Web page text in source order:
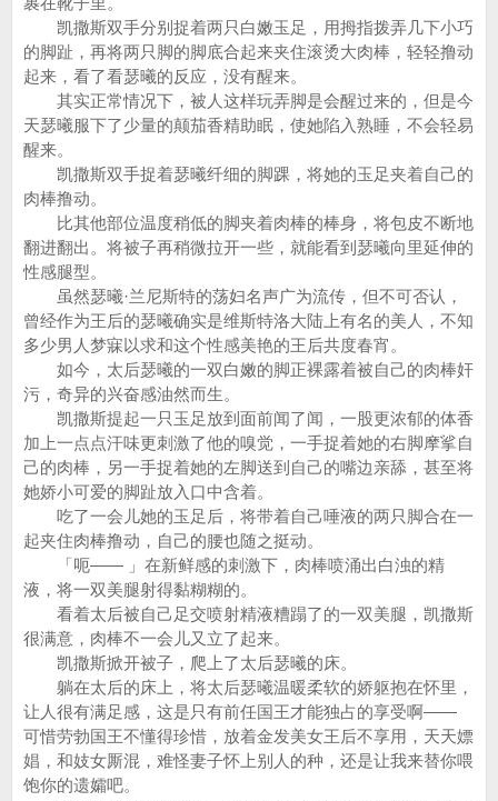
凯撒斯双手分别捉着两只白嫩玉足，用拇指拨弄几下小巧
的脚趾，再将两只脚的脚底合起来夹住滚烫大肉棒，轻轻撸动
起来，看了看瑟曦的反应，没有醒来。
其实正常情况下，被人这样玩弄脚是会醒过来的，但是今
天瑟曦服下了少量的颠茄香精助眠，使她陷入熟睡，不会轻易
醒来。
凯撒斯双手捉着瑟曦纤细的脚踝，将她的玉足夹着自己的
肉棒撸动。
比其他部位温度稍低的脚夹着肉棒的棒身，将包皮不断地
翻进翻出。将被子再稍微拉开一些，就能看到瑟曦向里延伸的
性感腿型。
虽然瑟曦·兰尼斯特的荡妇名声广为流传，但不可否认，
曾经作为王后的瑟曦确实是维斯特洛大陆上有名的美人，不知
多少男人梦寐以求和这个性感美艳的王后共度春宵。
如今，太后瑟曦的一双白嫩的脚正裸露着被自己的肉棒奸
污，奇异的兴奋感油然而生。
凯撒斯提起一只玉足放到面前闻了闻，一股更浓郁的体香
加上一点点汗味更刺激了他的嗅觉，一手捉着她的右脚摩挲自
己的肉棒，另一手捉着她的左脚送到自己的嘴边亲舔，甚至将
她娇小可爱的脚趾放入口中含着。
吃了一会儿她的玉足后，将带着自己唾液的两只脚合在一
起夹住肉棒撸动，自己的腰也随之挺动。
「呃—— 」在新鲜感的刺激下，肉棒喷涌出白浊的精
液，将一双美腿射得黏糊糊的。
看着太后被自己足交喷射精液糟蹋了的一双美腿，凯撒斯
很满意，肉棒不一会儿又立了起来。
凯撒斯掀开被子，爬上了太后瑟曦的床。
躺在太后的床上，将太后瑟曦温暖柔软的娇躯抱在怀里，
让人很有满足感，这是只有前任国王才能独占的享受啊——
可惜劳勃国王不懂得珍惜，放着金发美女王后不享用，天天嫖
娼，和妓女厮混，难怪妻子怀上别人的种，还是让我来替你喂
饱你的遗孀吧。